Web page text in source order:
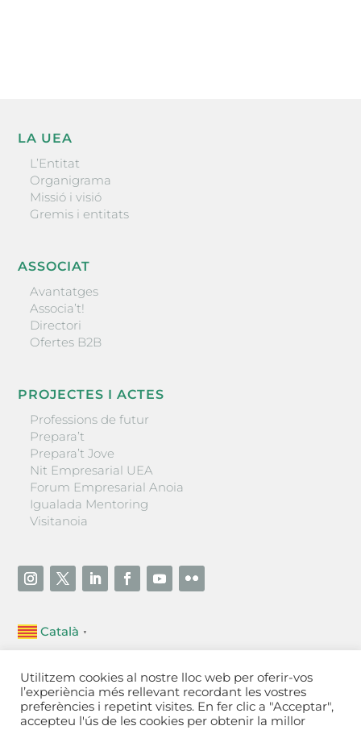
LA UEA
L’Entitat
Organigrama
Missió i visió
Gremis i entitats
ASSOCIAT
Avantatges
Associa’t!
Directori
Ofertes B2B
PROJECTES I ACTES
Professions de futur
Prepara’t
Prepara’t Jove
Nit Empresarial UEA
Forum Empresarial Anoia
Igualada Mentoring
Visitanoia
Català ▼
Unió Empresarial de l’Anoia (UEA)
Ctra. de Manresa, 131, 08700 – Igualada(Barcelona)
Tel 93 805 22 92
Utilitzem cookies al nostre lloc web per oferir-vos
l’experiència més rellevant recordant les vostres
preferències i repetint visites. En fer clic a "Acceptar",
accepteu l'ús de les cookies per obtenir la millor